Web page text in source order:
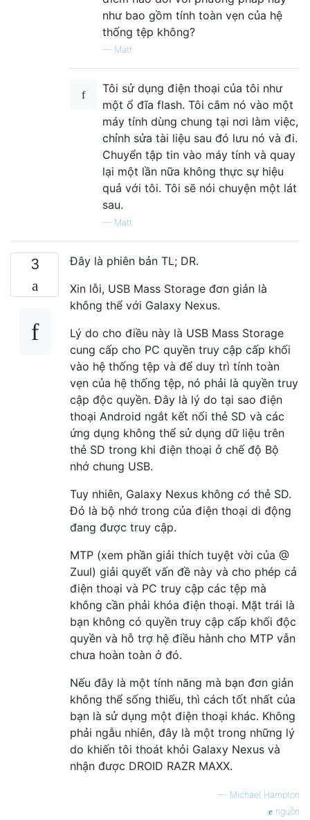
như bao gồm tính toàn vẹn của hệ
thống tệp không?
— Matt
Tôi sử dụng điện thoại của tôi như
một ổ đĩa flash. Tôi cắm nó vào một
máy tính dùng chung tại nơi làm việc,
chỉnh sửa tài liệu sau đó lưu nó và đi.
Chuyển tập tin vào máy tính và quay
lại một lần nữa không thực sự hiệu
quả với tôi. Tôi sẽ nói chuyện một lát
sau.
— Matt
3
Đây là phiên bản TL; DR.
Xin lỗi, USB Mass Storage đơn giản là
không thể với Galaxy Nexus.
Lý do cho điều này là USB Mass Storage
cung cấp cho PC quyền truy cập cấp khối
vào hệ thống tệp và để duy trì tính toàn
vẹn của hệ thống tệp, nó phải là quyền truy
cập độc quyền. Đây là lý do tại sao điện
thoại Android ngắt kết nối thẻ SD và các
ứng dụng không thể sử dụng dữ liệu trên
thẻ SD trong khi điện thoại ở chế độ Bộ
nhớ chung USB.
Tuy nhiên, Galaxy Nexus không có thẻ SD.
Đó là bộ nhớ trong của điện thoại di động
đang được truy cập.
MTP (xem phần giải thích tuyệt vời của @
Zuul) giải quyết vấn đề này và cho phép cả
điện thoại và PC truy cập các tệp mà
không cần phải khóa điện thoại. Mặt trái là
bạn không có quyền truy cập cấp khối độc
quyền và hỗ trợ hệ điều hành cho MTP vẫn
chưa hoàn toàn ở đó.
Nếu đây là một tính năng mà bạn đơn giản
không thể sống thiếu, thì cách tốt nhất của
bạn là sử dụng một điện thoại khác. Không
phải ngẫu nhiên, đây là một trong những lý
do khiến tôi thoát khỏi Galaxy Nexus và
nhận được DROID RAZR MAXX.
— Michael Hampton
nguồn